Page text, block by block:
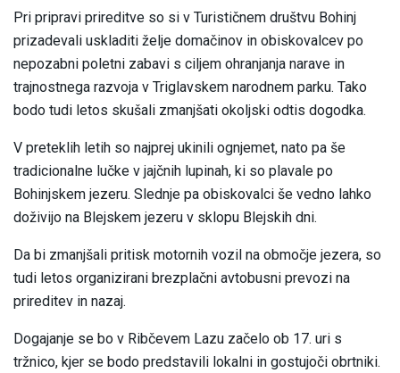
Pri pripravi prireditve so si v Turističnem društvu Bohinj
prizadevali uskladiti želje domačinov in obiskovalcev po
nepozabni poletni zabavi s ciljem ohranjanja narave in
trajnostnega razvoja v Triglavskem narodnem parku. Tako
bodo tudi letos skušali zmanjšati okoljski odtis dogodka.
V preteklih letih so najprej ukinili ognjemet, nato pa še
tradicionalne lučke v jajčnih lupinah, ki so plavale po
Bohinjskem jezeru. Slednje pa obiskovalci še vedno lahko
doživijo na Blejskem jezeru v sklopu Blejskih dni.
Da bi zmanjšali pritisk motornih vozil na območje jezera, so
tudi letos organizirani brezplačni avtobusni prevozi na
prireditev in nazaj.
Dogajanje se bo v Ribčevem Lazu začelo ob 17. uri s
tržnico, kjer se bodo predstavili lokalni in gostujoči obrtniki.